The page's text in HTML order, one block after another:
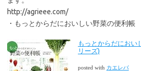
http://agrieee.com/
・もっとからだにおいしい野菜の便利帳
もっとからだにおい
リーズ)
posted with カエレバ